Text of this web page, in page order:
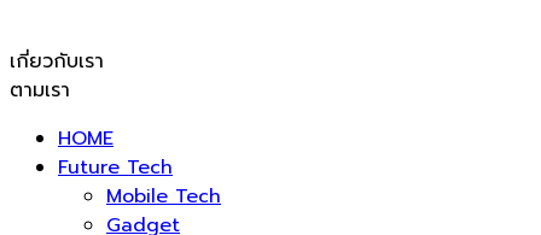
เกี่ยวกับเรา
ตามเรา
HOME
Future Tech
Mobile Tech
Gadget